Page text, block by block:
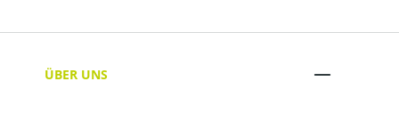
ÜBER UNS